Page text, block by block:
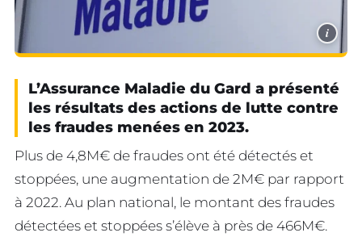
i
L’Assurance Maladie du Gard a présenté
les résultats des actions de lutte contre
les fraudes menées en 2023.
Plus de 4,8M€ de fraudes ont été détectés et
stoppées, une augmentation de 2M€ par rapport
à 2022. Au plan national, le montant des fraudes
détectées et stoppées s’élève à près de 466M€.